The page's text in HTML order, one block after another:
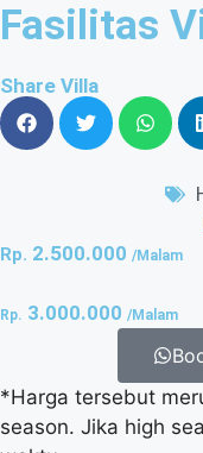
Fasilitas
Share Villa
Rp. 2.500.000 /Malam
Rp. 3.000.000 /Malam
*Harga tersebut
season. Jika high